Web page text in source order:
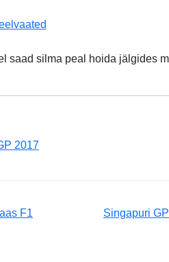
saad silma peal hoida jälgides
2017
F1
Singapuri